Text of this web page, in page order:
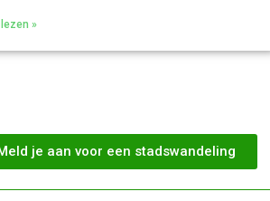
»
je aan voor een stadswandeling